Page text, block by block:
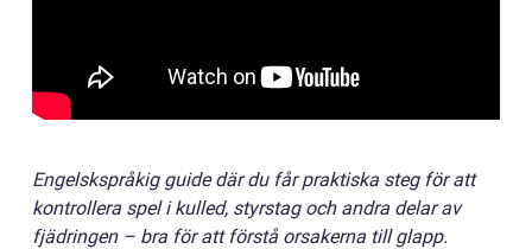
Engelskspråkig guide där du får praktiska steg för att
kontrollera spel i kulled, styrstag och andra delar av
fjädringen – bra för att förstå orsakerna till glapp.